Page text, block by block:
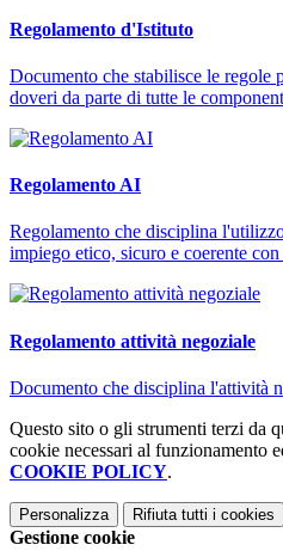
Regolamento d'Istituto
Documento che stabilisce le regole
doveri da parte di tutte le
Regolamento AI
Regolamento che disciplina
impiego etico, sicuro e coerente
Regolamento attività negoziale
Documento che disciplina l'attività
Questo sito o gli strumenti terzi da
cookie necessari al funzionamento
COOKIE POLICY.
Personalizza Rifiuta tutti i cookies
Gestione cookie